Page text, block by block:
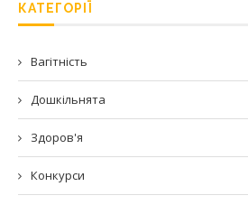
КАТЕГОРІЇ
Вагітність
Дошкільнята
Здоров'я
Конкурси